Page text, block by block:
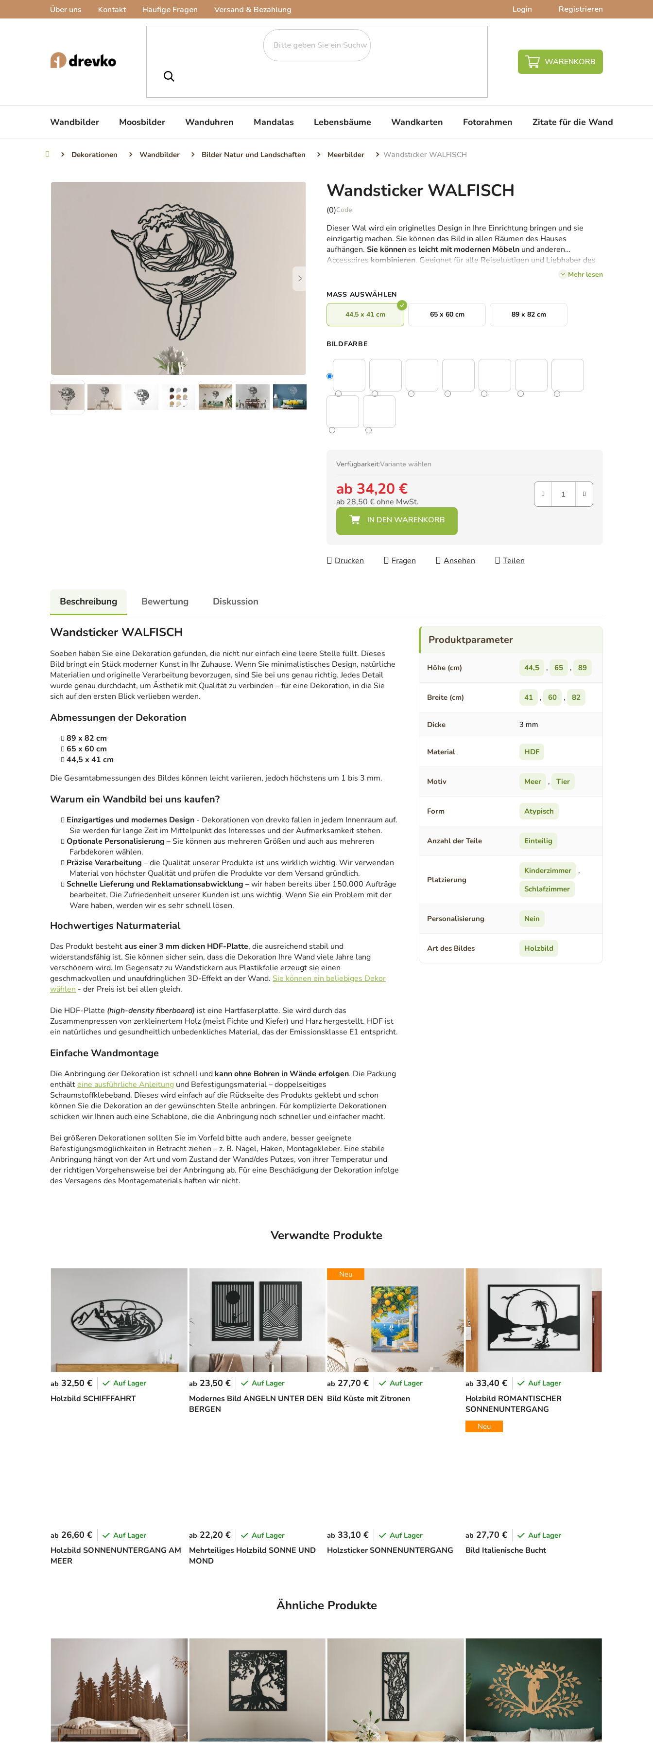
Über uns Kontakt Häufige Fragen Versand & Bezahlung Login Registrieren
WARENKORB
Wandbilder Moosbilder Wanduhren Mandalas Lebensbäume Wandkarten Fotorahmen Zitate für die Wand
StartseiteDekorationen Wandbilder Bilder Natur und Landschaften Meerbilder Wandsticker WALFISCH
Wandsticker WALFISCH
Die
Produktbewertung
ist
0,0
von
(0)
Dieser Wal wird ein originelles Design in Ihre Einrichtung bringen und sie
einzigartig machen. Sie können das Bild in allen Räumen des Hauses
aufhängen. Sie könnenes leicht mit modernen Möbeln und anderen
Accessoires kombinieren. Geeignet für alle Reiselustigen und Liebhaber des
Mehr lesen
MASS AUSWÄHLEN
44,5 x 41 cm 65 x 60 cm 89 x 82 cm
BILDFARBE
Verfügbarkeit:Variante wählen
ab 34,20 €
ab 28,50 €ohne MwSt.
Verkaufspreis:
Drucken Fragen Ansehen Teilen
Beschreibung Bewertung Diskussion
Wandsticker WALFISCH
Soeben haben Sie eine Dekoration gefunden, die nicht nur einfach eine leere Stelle füllt. Dieses
Bild bringt ein Stück moderner Kunst in Ihr Zuhause. Wenn Sie minimalistisches Design, natürliche
Materialien und originelle Verarbeitung bevorzugen, sind Sie bei uns genau richtig. Jedes Detail
wurde genau durchdacht, um Ästhetik mit Qualität zu verbinden – für eine Dekoration, in die Sie
sich auf den ersten Blick verlieben werden.
Abmessungen der Dekoration
89 x 82 cm
65 x 60 cm
44,5 x 41 cm
Die Gesamtabmessungen des Bildes können leicht variieren, jedoch höchstens um 1 bis 3 mm.
Warum ein Wandbild bei uns kaufen?
Einzigartiges und modernes Design - Dekorationen von drevko fallen in jedem Innenraum auf.
Sie werden für lange Zeit im Mittelpunkt des Interesses und der Aufmerksamkeit stehen.
Optionale Personalisierung – Sie können aus mehreren Größen und auch aus mehreren
Farbdekoren wählen.
Präzise Verarbeitung – die Qualität unserer Produkte ist uns wirklich wichtig. Wir verwenden
Material von höchster Qualität und prüfen die Produkte vor dem Versand gründlich.
Schnelle Lieferung und Reklamationsabwicklung –wir haben bereits über 150.000 Aufträge
bearbeitet. Die Zufriedenheit unserer Kunden ist uns wichtig. Wenn Sie ein Problem mit der
Ware haben, werden wir es sehr schnell lösen.
Hochwertiges Naturmaterial
Das Produkt bestehtaus einer 3 mm dicken HDF-Platte, die ausreichend stabil und
widerstandsfähig ist. Sie können sicher sein, dass die Dekoration Ihre Wand viele Jahre lang
verschönern wird. Im Gegensatz zu Wandstickern aus Plastikfolie erzeugt sie einen
geschmackvollen und unaufdringlichen 3D-Effekt an der Wand. Sie können ein beliebiges Dekor
wählen - der Preis ist bei allen gleich.
Die HDF-Platte (high-density fiberboard) ist eine Hartfaserplatte. Sie wird durch das
Zusammenpressen von zerkleinertem Holz (meist Fichte und Kiefer) und Harz hergestellt. HDF ist
ein natürliches und gesundheitlich unbedenkliches Material, das der Emissionsklasse E1 entspricht.
Einfache Wandmontage
Die Anbringung der Dekoration ist schnell und kann ohne Bohren in Wände erfolgen. Die Packung
enthälteine ausführliche Anleitung und Befestigungsmaterial – doppelseitiges
Schaumstoffklebeband. Dieses wird einfach auf die Rückseite des Produkts geklebt und schon
können Sie die Dekoration an der gewünschten Stelle anbringen. Für komplizierte Dekorationen
schicken wir Ihnen auch eine Schablone, die die Anbringung noch schneller und einfacher macht.
Bei größeren Dekorationen sollten Sie im Vorfeld bitte auch andere, besser geeignete
Befestigungsmöglichkeiten in Betracht ziehen – z. B. Nägel, Haken, Montagekleber. Eine stabile
Anbringung hängt von der Art und vom Zustand der Wand/des Putzes, von ihrer Temperatur und
der richtigen Vorgehensweise bei der Anbringung ab. Für eine Beschädigung der Dekoration infolge
des Versagens des Montagematerials haften wir nicht.
Höhe (cm) 44,5 , 65 , 89
Breite (cm) 41 , 60 , 82
Dicke 3 mm
Material HDF
Motiv Meer , Tier
Form Atypisch
Anzahl der Teile Einteilig
Platzierung
Kinderzimmer
,
Schlafzimmer
Personalisierung Nein
Art des Bildes Holzbild
Verwandte Produkte
Holzbild SCHIFFFAHRT
ab 32,50 € Auf Lager
Modernes Bild ANGELN UNTER DEN
BERGEN
ab 23,50 € Auf Lager
Neu
Bild Küste mit Zitronen
ab 27,70 € Auf Lager
Holzbild ROMANTISCHER
SONNENUNTERGANG
ab 33,40 € Auf Lager
Holzbild SONNENUNTERGANG AM
MEER
ab 26,60 € Auf Lager
Mehrteiliges Holzbild SONNE UND
MOND
ab 22,20 € Auf Lager
Holzsticker SONNENUNTERGANG
ab 33,10 € Auf Lager
Neu
Bild Italienische Bucht
ab 27,70 € Auf Lager
Ähnliche Produkte